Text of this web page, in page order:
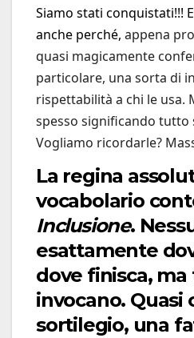
Siamo stati conquistati!!!
anche perché, appena
quasi magicamente
particolare, una sorta di
rispettabilità a chi le usa.
spesso significando tutto
Vogliamo ricordarle?
La regina
vocabolario
Inclusione.
esattamente
dove finisca,
invocano. Quasi
sortilegio, una